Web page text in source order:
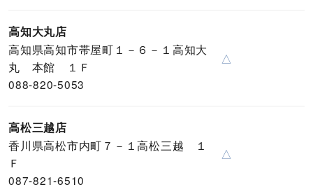
高知大丸店
高知県高知市帯屋町１－６－１高知大
丸 本館 １Ｆ
088-820-5053
△
高松三越店
香川県高松市内町７－１高松三越 １
Ｆ
087-821-6510
△